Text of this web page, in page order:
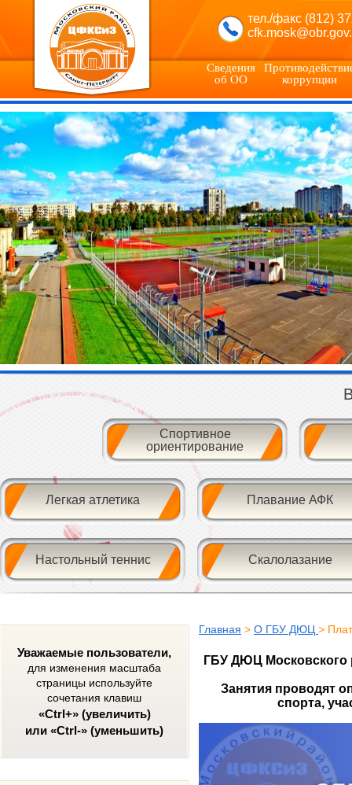
тел./факс (812)
Сведения
об ОО
коррупции
Спортивное
ориентирование
Легкая атлетика Плавание АФК
Настольный теннис Скалолазание
Уважаемые пользователи,
для изменения масштаба
страницы используйте
сочетания клавиш
«Ctrl+» (увеличить)
или «Ctrl-» (уменьшить)
Главная > О ГБУ ДЮЦ >
ГБУ ДЮЦ Московского
Занятия проводят
спорта,